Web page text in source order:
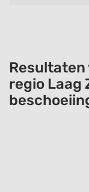
Resultaten
regio Laag